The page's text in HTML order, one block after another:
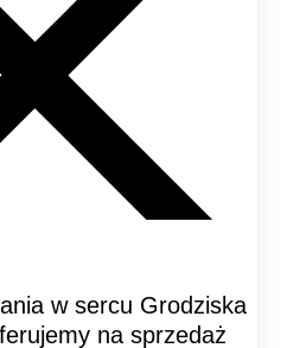
w sercu Grodziska
na sprzedaż